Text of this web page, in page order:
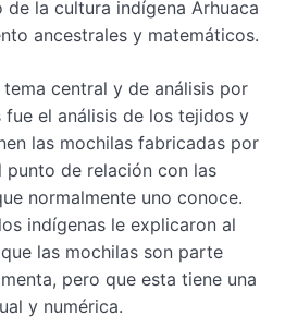
la cultura indígena Arhuaca
ancestrales y matemáticos.
central y de análisis por
el análisis de los tejidos y
las mochilas fabricadas por
punto de relación con las
normalmente uno conoce.
indígenas le explicaron al
las mochilas son parte
pero que esta tiene una
y numérica.